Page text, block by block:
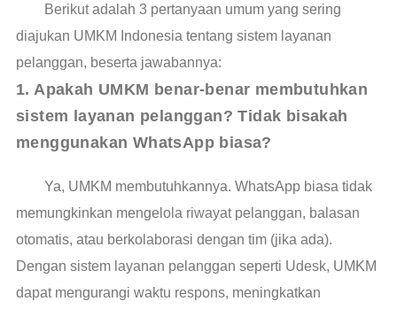
Berikut adalah 3 pertanyaan umum yang sering
diajukan UMKM Indonesia tentang sistem layanan
pelanggan, beserta jawabannya:
1. Apakah UMKM benar-benar membutuhkan
sistem layanan pelanggan? Tidak bisakah
menggunakan WhatsApp biasa?
Ya, UMKM membutuhkannya. WhatsApp biasa tidak
memungkinkan mengelola riwayat pelanggan, balasan
otomatis, atau berkolaborasi dengan tim (jika ada).
Dengan sistem layanan pelanggan seperti Udesk, UMKM
dapat mengurangi waktu respons, meningkatkan